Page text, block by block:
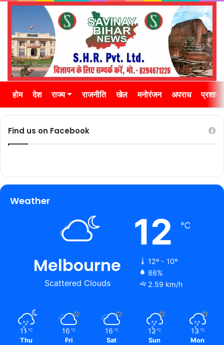
होम देश राज्य राजनीति खेल मनोरंजन अपराध
Find us on Facebook
Weather
Melbourne
Scattered Clouds
12 ℃
12º - 10º
86%
2.59 km/h
11 ℃
Thu
16 ℃
Fri
16 ℃
Sat
12 ℃
Sun
13 ℃
Mon